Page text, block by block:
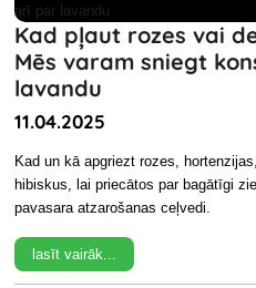
Kad pļaut rozes vai
Mēs varam sniegt
lavandu
11.04.2025
Kad un kā apgriezt rozes,
hibiskus, lai priecātos par bagātīgi
pavasara atzarošanas ceļvedi.
lasīt vairāk...